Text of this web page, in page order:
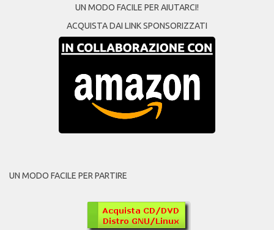
UN MODO FACILE PER AIUTARCI!
ACQUISTA DAI LINK SPONSORIZZATI
UN MODO FACILE PER PARTIRE